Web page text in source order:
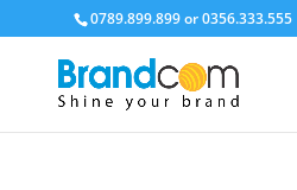
0789.899.899 or 0356.333.555